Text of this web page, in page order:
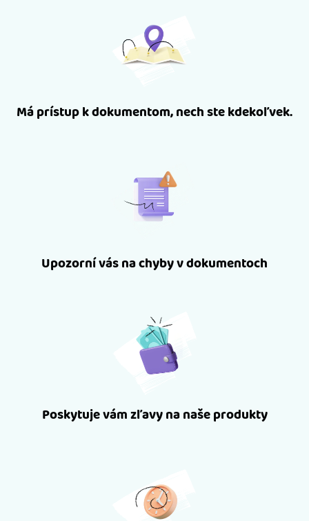
Má prístup k dokumentom, nech ste kdekoľvek.
Upozorní vás na chyby v dokumentoch
Poskytuje vám zľavy na naše produkty